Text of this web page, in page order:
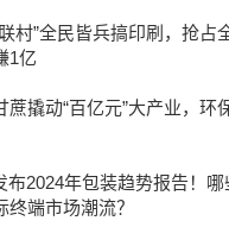
村”全民皆兵搞印刷，抢占
1亿
蔗撬动“百亿元”大产业，环
布2024年包装趋势报告！
终端市场潮流？